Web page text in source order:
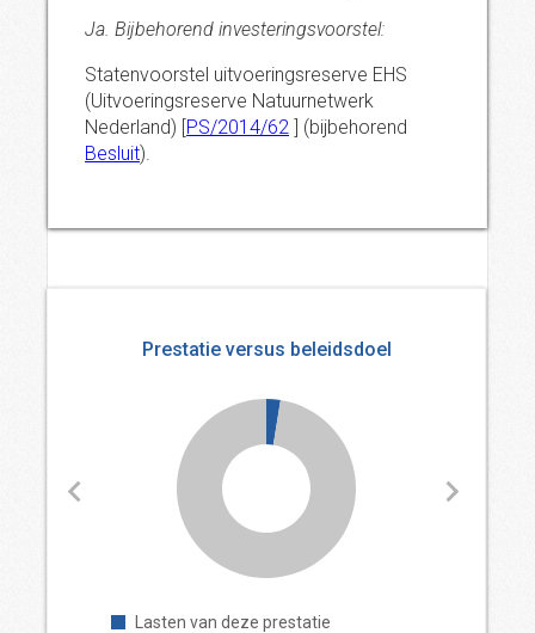
Ja. Bijbehorend investeringsvoorstel:
Statenvoorstel uitvoeringsreserve EHS
(Uitvoeringsreserve Natuurnetwerk
Nederland) [PS/2014/62 ] (bijbehorend
Besluit).
Prestatie versus beleidsdoel
Lasten van deze prestatie